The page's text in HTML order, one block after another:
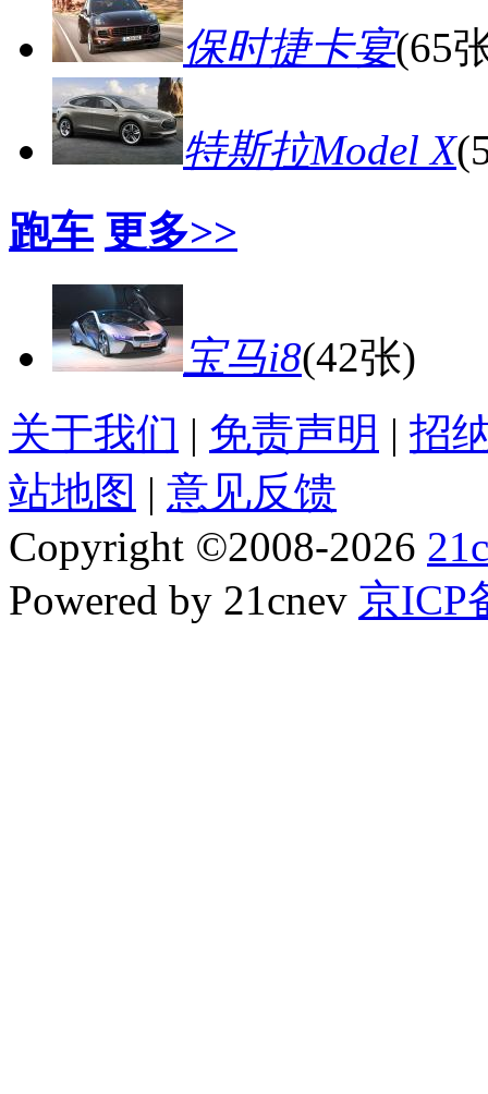
保时捷卡宴(65
特斯拉Model X
跑车 更多>>
宝马i8(42张)
关于我们 | 免责声明 | 招
站地图 | 意见反馈
Copyright ©2008-2026
Powered by 21cnev 京ICP